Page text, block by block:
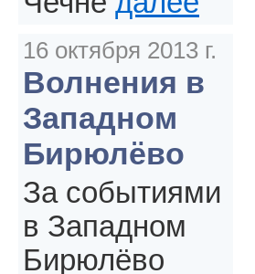
16 октября 2013 г.
Волнения в
Западном
Бирюлёво
За событиями
в Западном
Бирюлёво